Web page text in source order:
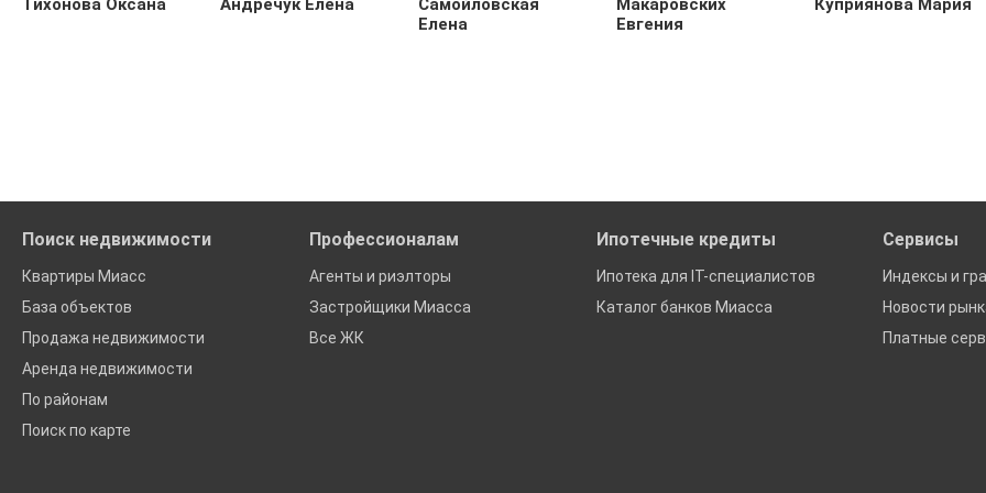
Тихонова Оксана Андречук Елена
Самойловская
Елена
Макаровских
Евгения
Куприянова Мария
Поиск недвижимости
Квартиры Миасс
База объектов
Продажа недвижимости
Аренда недвижимости
По районам
Поиск по карте
Профессионалам
Агенты и риэлторы
Застройщики Миасса
Все ЖК
Ипотечные кредиты
Ипотека для IT-специалистов
Каталог банков Миасса
Сервисы
Индексы и
Новости
Платные